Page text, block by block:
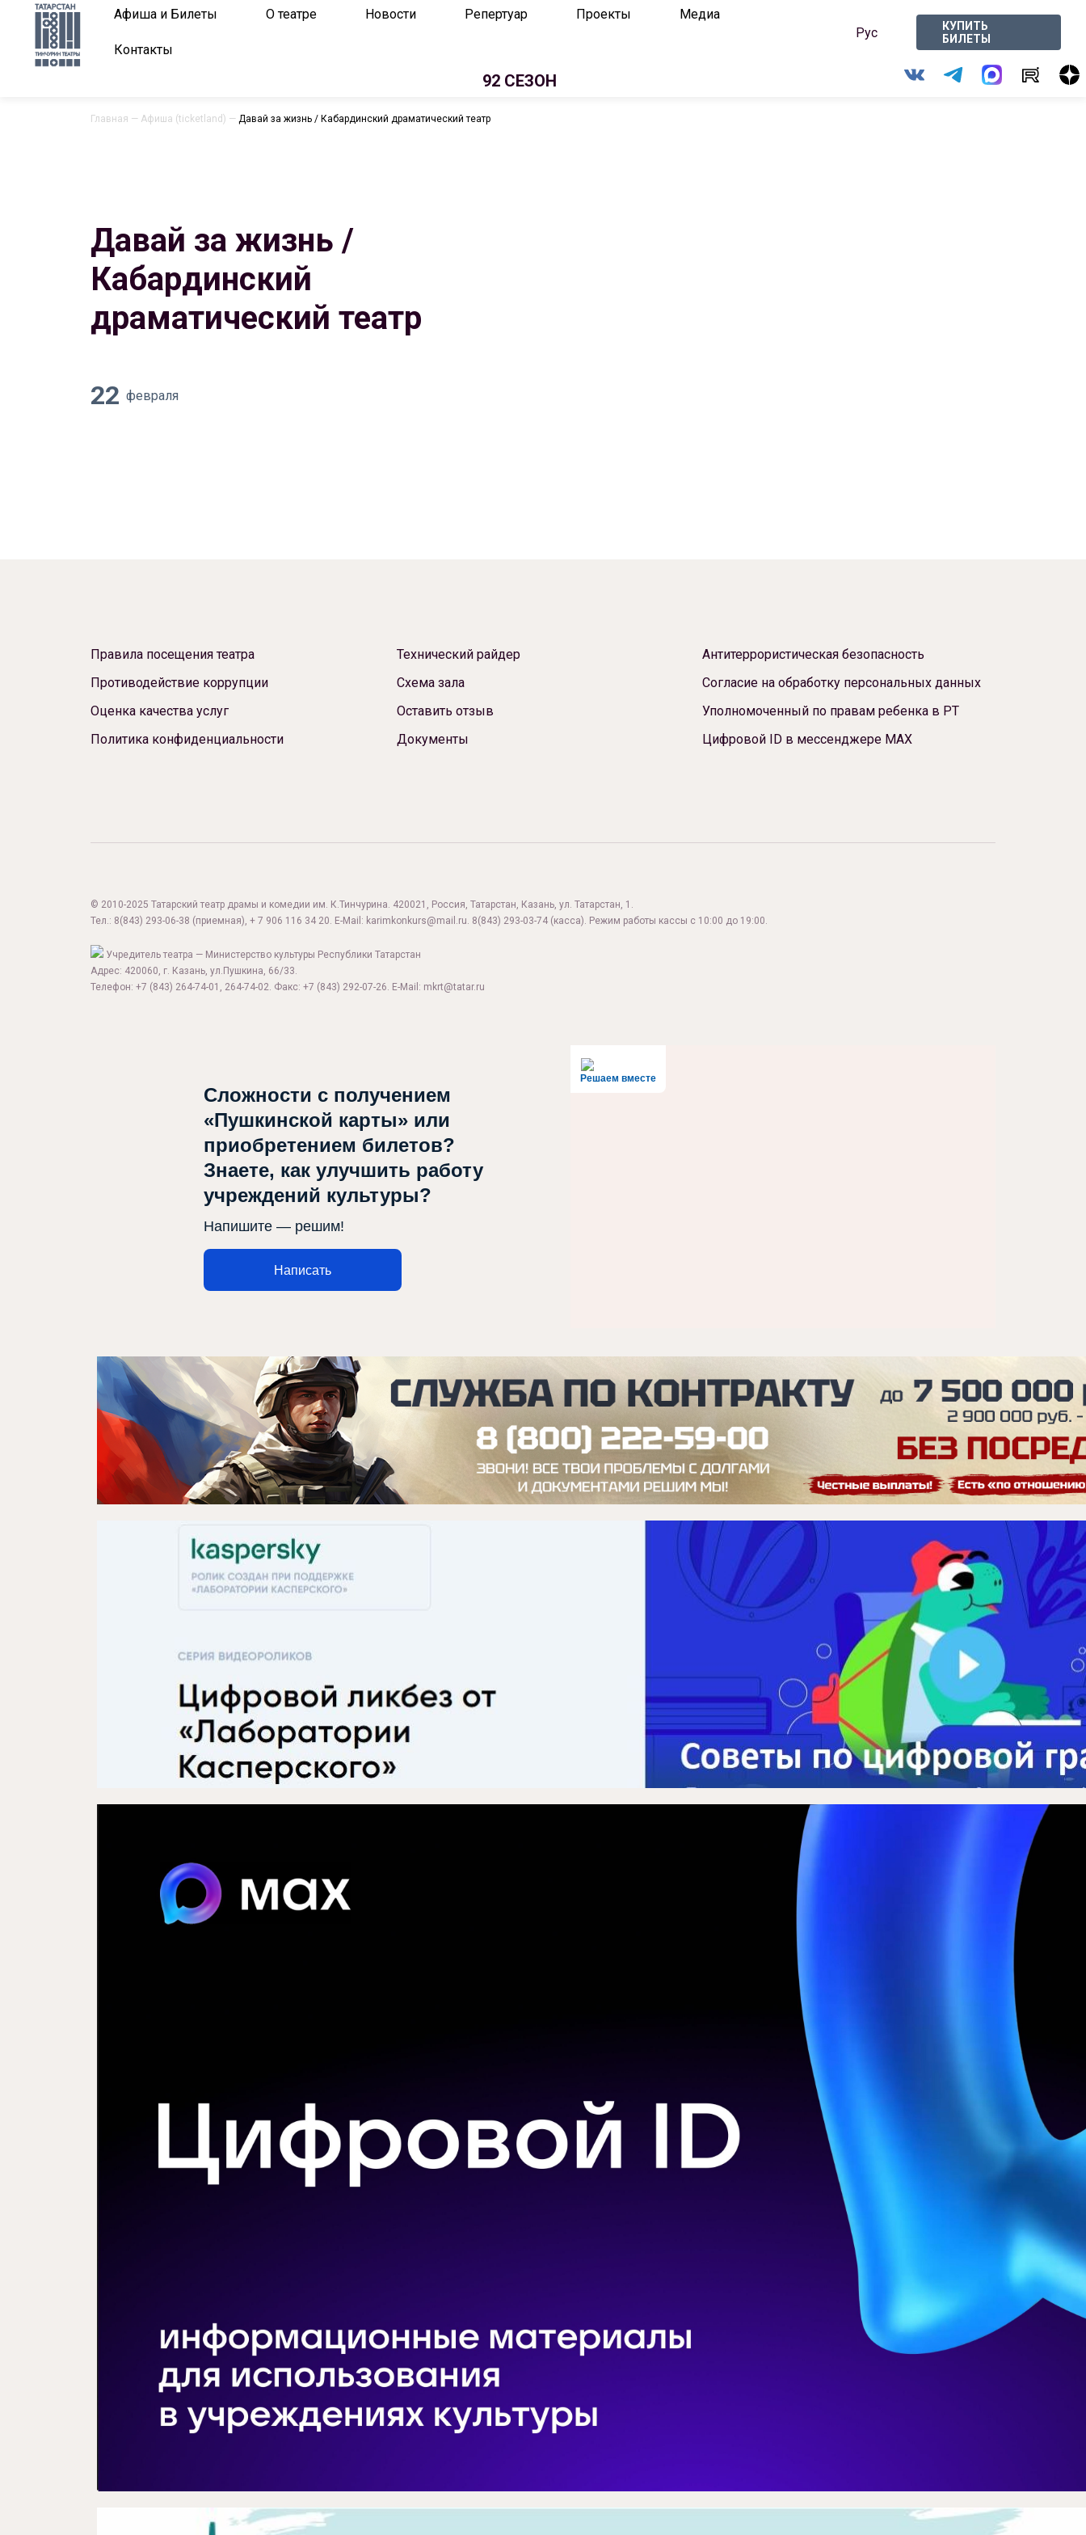
Афиша и Билеты О театре Новости Репертуар Проекты Медиа
Контакты
Рус
КУПИТЬ
БИЛЕТЫ
92 СЕЗОН
Афиша
О театре
Новости
Репертуар
Проекты
Главная — Афиша (ticketland) — Давай за жизнь / Кабардинский драматический театр
Давай за жизнь /
Кабардинский
драматический театр
22 февраля
Правила посещения театра
Противодействие коррупции
Оценка качества услуг
Политика конфиденциальности
Технический райдер
Схема зала
Оставить отзыв
Документы
Антитеррористическая безопасность
Согласие на обработку персональных данных
Уполномоченный по правам ребенка в РТ
Цифровой ID в мессенджере МАХ
© 2010-2025 Татарский театр драмы и комедии им. К.Тинчурина. 420021, Россия, Татарстан, Казань, ул. Татарстан, 1.
Тел.: 8(843) 293-06-38 (приемная), + 7 906 116 34 20. E-Mail: karimkonkurs@mail.ru. 8(843) 293-03-74 (касса). Режим работы кассы с 10:00 до 19:00.
Учредитель театра — Министерство культуры Республики Татарстан
Адрес: 420060, г. Казань, ул.Пушкина, 66/33.
Телефон: +7 (843) 264-74-01, 264-74-02. Факс: +7 (843) 292-07-26. E-Mail: mkrt@tatar.ru
Решаем вместе
Сложности с получением
«Пушкинской карты» или
приобретением билетов?
Знаете, как улучшить работу
учреждений культуры?
Напишите — решим!
Написать